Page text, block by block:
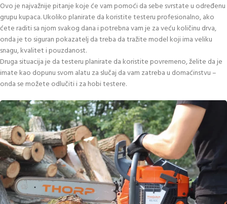
Ovo je najvažnije pitanje koje će vam pomoći da sebe svrstate u određenu
grupu kupaca. Ukoliko planirate da koristite testeru profesionalno, ako
ćete raditi sa njom svakog dana i potrebna vam je za veću količinu drva,
onda je to siguran pokazatelj da treba da tražite model koji ima veliku
snagu, kvalitet i pouzdanost.
Druga situacija je da testeru planirate da koristite povremeno, želite da je
imate kao dopunu svom alatu za slučaj da vam zatreba u domaćinstvu –
onda se možete odlučiti i za hobi testere.